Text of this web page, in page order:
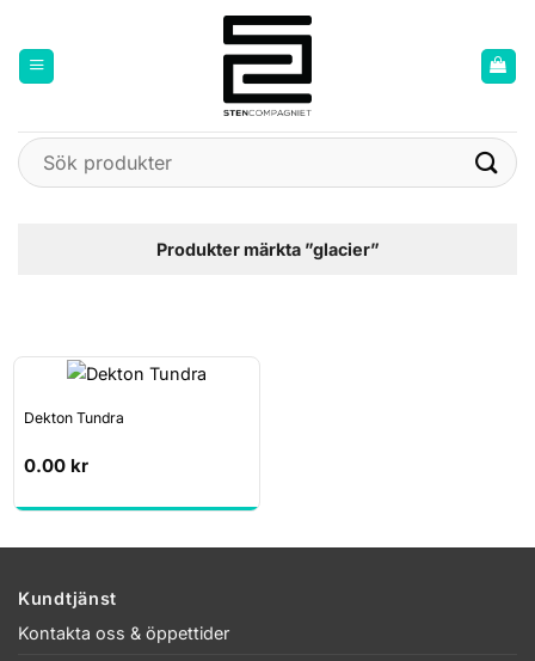
content
Sök
efter:
Produkter märkta ”glacier”
Dekton Tundra
0.00 kr
Kundtjänst
Kontakta oss & öppettider